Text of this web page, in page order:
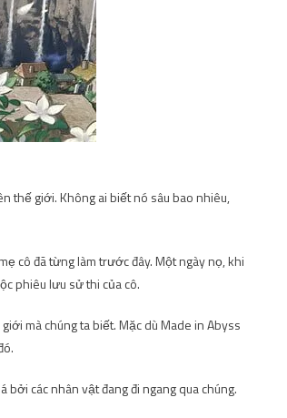
thế giới. Không ai biết nó sâu bao nhiêu,
cô đã từng làm trước đây. Một ngày nọ, khi
phiêu lưu sử thi của cô.
mà chúng ta biết. Mặc dù Made in Abyss
các nhân vật đang đi ngang qua chúng.